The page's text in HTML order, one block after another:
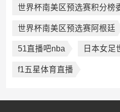
世界杯南美区预选赛积分榜
世界杯南美区预选赛阿根廷
51直播吧nba 日本女足
f1五星体育直播